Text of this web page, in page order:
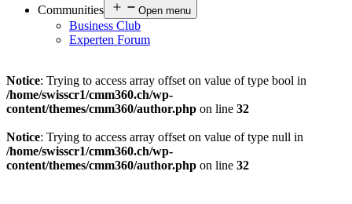
Communities
Open menu
Business Club
Experten Forum
Notice: Trying to access array offset on value of type bool in
/home/swisscr1/cmm360.ch/wp-
content/themes/cmm360/author.php on line 32
Notice: Trying to access array offset on value of type null in
/home/swisscr1/cmm360.ch/wp-
content/themes/cmm360/author.php on line 32